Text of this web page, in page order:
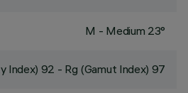
M - Medium 23°
Index) 92 - Rg (Gamut Index) 97